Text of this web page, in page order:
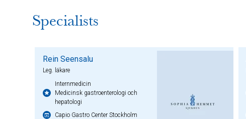
Specialists
Rein Seensalu
Leg. läkare
Internmedicin
Medicinsk gastroenterologi och
hepatologi
Capio Gastro Center Stockholm